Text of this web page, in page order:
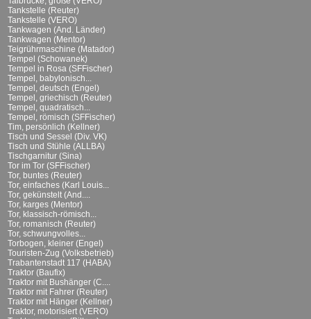
Tankstelle (Reuter)
Tankstelle (VERO)
Tankwagen (And. Länder)
Tankwagen (Mentor)
Teigrührmaschine (Matador)
Tempel (Schowanek)
Tempel in Rosa (SFFischer)
Tempel, babylonisch...
Tempel, deutsch (Engel)
Tempel, griechisch (Reuter)
Tempel, quadratisch...
Tempel, römisch (SFFischer)
Tim, persönlich (Kellner)
Tisch und Sessel (Div. VK)
Tisch und Stühle (ALLBA)
Tischgarnitur (Sina)
Tor im Tor (SFFischer)
Tor, buntes (Reuter)
Tor, einfaches (Karl Louis...
Tor, gekünstelt (And....
Tor, karges (Mentor)
Tor, klassisch-römisch...
Tor, romanisch (Reuter)
Tor, schwungvolles...
Torbogen, kleiner (Engel)
Touristen-Zug (Volksbetrieb)
Trabantenstadt 117 (HABA)
Traktor (Baufix)
Traktor mit Bushänger (C....
Traktor mit Fahrer (Reuter)
Traktor mit Hänger (Kellner)
Traktor, motorisiert (VERO)